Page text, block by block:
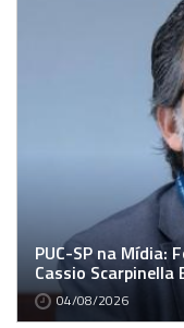
PUC-SP na Mídia:
Cassio Scarpinella
04/08/2026